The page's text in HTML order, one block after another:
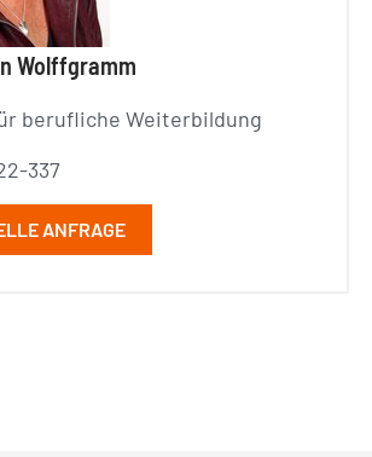
Wolffgramm
berufliche Weiterbildung
337
ANFRAGE